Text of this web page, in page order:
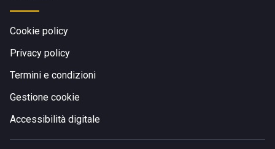
Cookie policy
Privacy policy
Termini e condizioni
Gestione cookie
Accessibilità digitale